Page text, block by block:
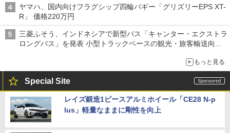
ヤマハ、国内向けフラグシップ四輪バギー「グリズリーEPS XT-
R」 価格220万円
三菱ふそう、インドネシアで新型バス「キャンター・エクストラ
ロングバス」を発表 小型トラックベースの観光・旅客輸送向け
もっと見る
Special Site
レイズ鍛造1ピースアルミホイール「CE28 N-p
lus」軽量なままに剛性を向上